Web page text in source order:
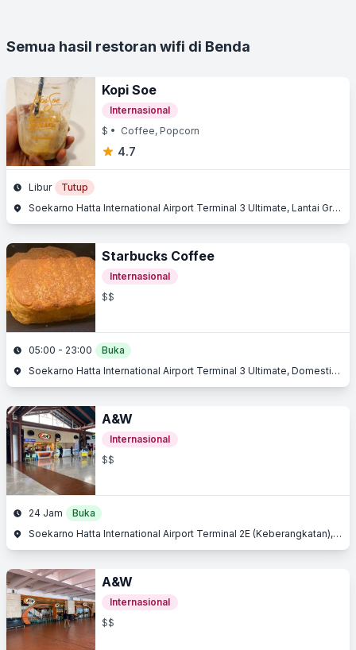
Semua hasil restoran wifi di Benda
Kopi Soe
Internasional
$ • Coffee, Popcorn
4.7
Libur
Tutup
Soekarno Hatta International Airport Terminal 3 Ultimate, Lantai Ground, Jl. Husein Sastranegara, Benda, Tangerang, Banten
Starbucks Coffee
Internasional
$$
05:00 - 23:00
Buka
Soekarno Hatta International Airport Terminal 3 Ultimate, Domestic Departure, Jl. Raya Bandara, Benda, Tangerang, Banten
A&W
Internasional
$$
24 Jam
Buka
Soekarno Hatta International Airport Terminal 2E (Keberangkatan), Jl. Raya Bandara, Benda, Tangerang, Banten
A&W
Internasional
$$